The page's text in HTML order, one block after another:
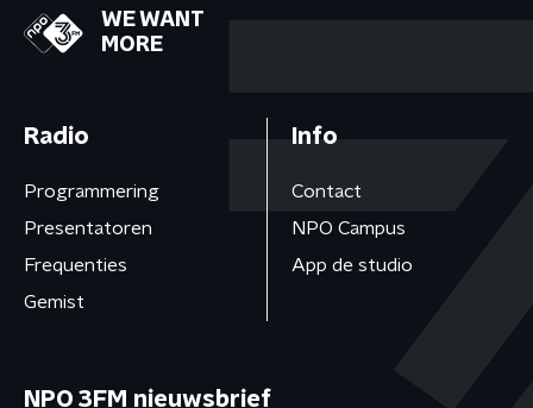
WE WANT
MORE
Radio
Programmering
Presentatoren
Frequenties
Gemist
Info
Contact
NPO Campus
App de studio
NPO 3FM nieuwsbrief